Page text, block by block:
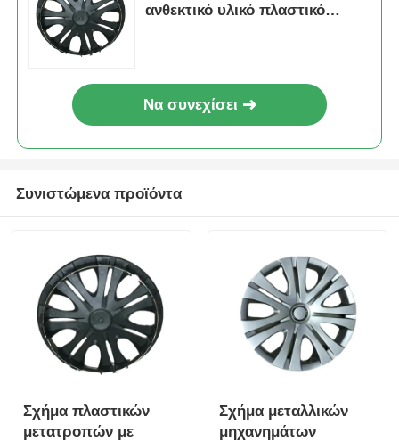
Σχηματοποίηση εγχύσεων Overmolding
πλαστικά τμήματα φορμών
ανθεκτικό υλικό πλαστικό
Να συνεχίσει
Συνιστώμενα προϊόντα
Σχήμα πλαστικών
μετατροπών με
Σχήμα μεταλλικών
μηχανημάτων